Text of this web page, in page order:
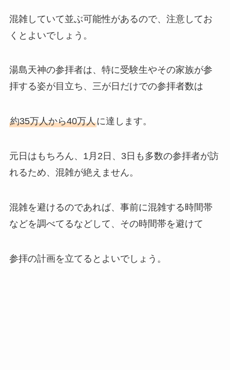
混雑していて並ぶ可能性があるので、注意してお
くとよいでしょう。
湯島天神の参拝者は、特に受験生やその家族が参
拝する姿が目立ち、三が日だけでの参拝者数は
約35万人から40万人に達します。
元日はもちろん、1月2日、3日も多数の参拝者が訪
れるため、混雑が絶えません。
混雑を避けるのであれば、事前に混雑する時間帯
などを調べてるなどして、その時間帯を避けて
参拝の計画を立てるとよいでしょう。